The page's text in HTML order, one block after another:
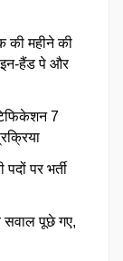
की महीने की
इन-हैंड पे और
7
पर भर्ती
पूछे गए,